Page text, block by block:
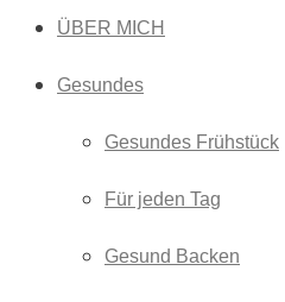
ÜBER MICH
Gesundes
Gesundes Frühstück
Für jeden Tag
Gesund Backen